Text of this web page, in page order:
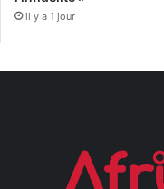
il y a 1 jour